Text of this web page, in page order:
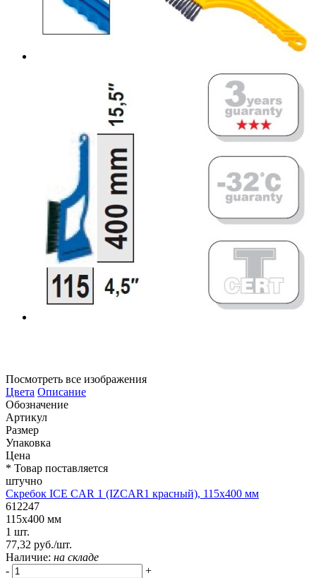
Посмотреть все изображения
Цвета Описание
Обозначение
Артикул
Размер
Упаковка
Цена
* Товар поставляется
штучно
Скребок ICE CAR 1 (IZCAR1 красный), 115x400 мм
612247
115x400 мм
1 шт.
77,32 руб./шт.
Наличие: на складе
-
+